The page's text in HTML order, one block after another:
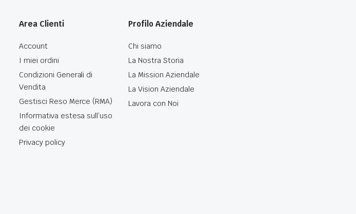
Area Clienti
Account
I miei ordini
Condizioni Generali di
Vendita
Gestisci Reso Merce (RMA)
Informativa estesa sull’uso
dei cookie
Privacy policy
Profilo Aziendale
Chi siamo
La Nostra Storia
La Mission Aziendale
La Vision Aziendale
Lavora con Noi